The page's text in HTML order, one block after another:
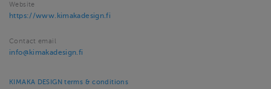
Website
https://www.kimakadesign.fi
Contact email
info@kimakadesign.fi
KIMAKA DESIGN terms & conditions